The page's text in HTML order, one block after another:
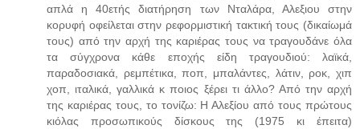
απλά η 40ετής διατήρηση των Νταλάρα, Αλεξιου στην
κορυφή οφείλεται στην ρεφορμιστική τακτική τους (δικαίωμά
τους) από την αρχή της καριέρας τους να τραγουδάνε όλα
τα σύγχρονα κάθε εποχής είδη τραγουδιού: λαϊκά,
παραδοσιακά, ρεμπέτικα, ποπ, μπαλάντες, λάτιν, ροκ, χιπ
χοπ, ιταλικά, γαλλικά κ ποιος ξέρει τι άλλο? Από την αρχή
της καριέρας τους, το τονίζω: Η Αλεξίου από τους πρώτους
κιόλας προσωπικούς δίσκους της (1975 κι έπειτα)